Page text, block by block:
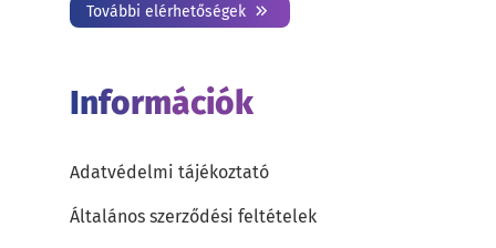
További elérhetőségek
Információk
Adatvédelmi tájékoztató
Általános szerződési feltételek